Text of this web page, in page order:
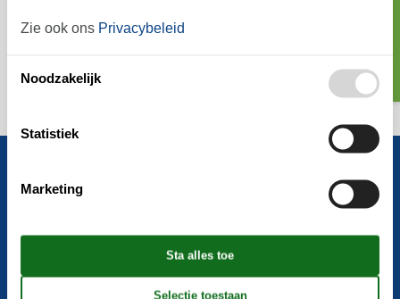
6 personen
Veelgestelde vragen
Zie ook ons Privacybeleid
Noodzakelijk
Statistiek
Marketing